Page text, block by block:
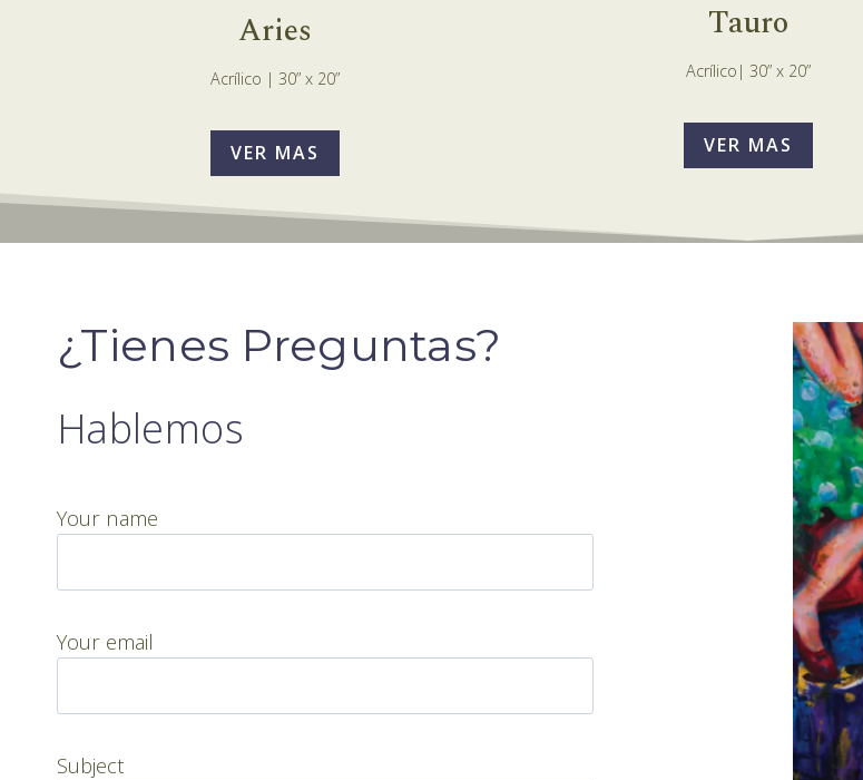
Aries
Acrílico | 30” x 20”
VER MAS
Tauro
Acrílico| 30” x 20”
VER MAS
¿Tienes Preguntas?
Hablemos
Your name
Your email
Subject